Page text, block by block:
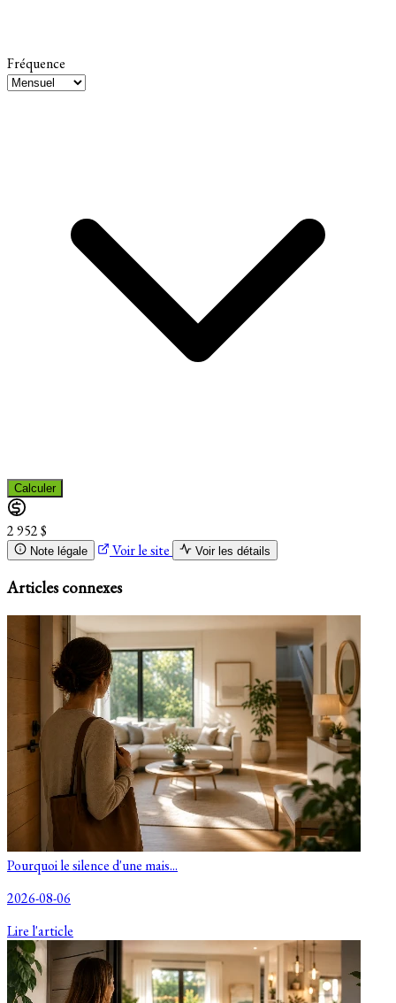
Fréquence
Calculer
2 952 $
Note légale Voir le site Voir les détails
Articles connexes
Pourquoi le silence d'une mais...
2026-08-06
Lire l'article